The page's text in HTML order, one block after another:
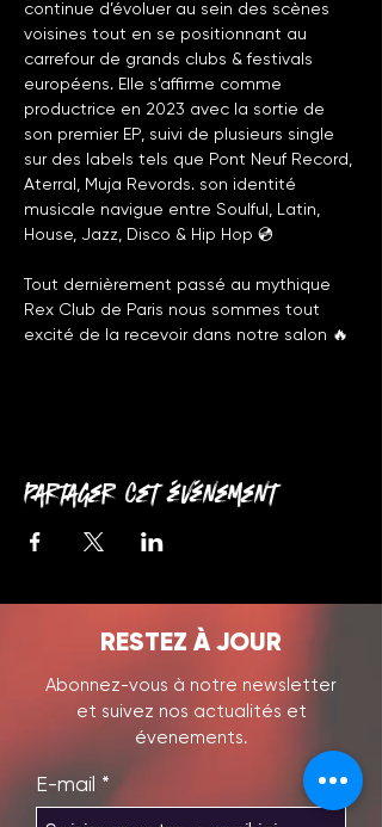
continue d’évoluer au sein des scènes
voisines tout en se positionnant au
carrefour de grands clubs & festivals
européens. Elle s’affirme comme
productrice en 2023 avec la sortie de
son premier EP, suivi de plusieurs single
sur des labels tels que Pont Neuf Record,
Aterral, Muja Revords. son identité
musicale navigue entre Soulful, Latin,
House, Jazz, Disco & Hip Hop 💿
Tout dernièrement passé au mythique
Rex Club de Paris nous sommes tout
excité de la recevoir dans notre salon 🔥
Partager cet événement
RESTEZ À JOUR
Abonnez-vous à notre newsletter
et suivez nos actualités et
évenements.
E-mail